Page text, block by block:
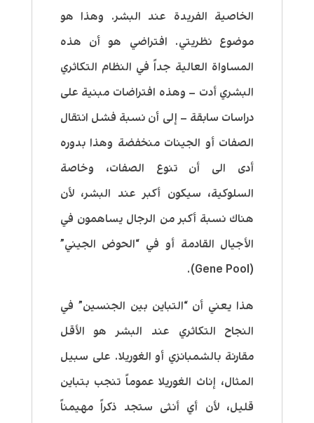
الخاصية الفريدة عند البشر. وهذا هو
موضوع نظريتي. افتراضي هو أن هذه
المساواة العالية جداً في النظام التكاثري
البشري أدت – وهذه افتراضات مبنية على
دراسات سابقة – إلى أن نسبة فشل انتقال
الصفات أو الجينات منخفضة وهذا بدوره
أدى الى أن تنوع الصفات، وخاصة
السلوكية، سيكون أكبر عند البشر، لأن
هناك نسبة أكبر من الرجال يساهمون في
الأجيال القادمة أو في “الحوض الجيني”
(Gene Pool).
هذا يعني أن “التباين بين الجنسين” في
النجاح التكاثري عند البشر هو الأقل
مقارنة بالشمبانزي أو الغوريلا. على سبيل
المثال، إناث الغوريلا عموماً تنجب بتباين
قليل، لأن أي أنثى ستجد ذكراً مهيمناً